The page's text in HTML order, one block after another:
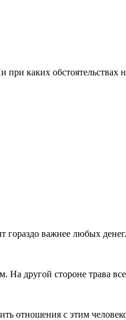
при каких
гораздо важнее любых денег.
другой стороне трава
отношения с этим